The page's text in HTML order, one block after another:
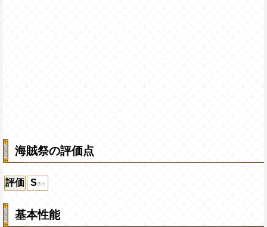
海賊祭の評価点
評価 S
基本性能